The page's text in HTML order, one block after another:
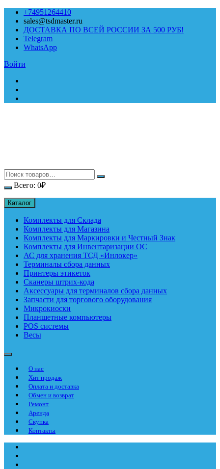
Перейти
содержимому
+74951264410
sales@tsdmaster.ru
ДОСТАВКА ПО ВСЕЙ РОССИИ ЗА 500 РУБ!
Telegram
WhatsApp
Войти
Всего: 0₽
Каталог
Комплекты для Склада
Комплекты для Магазина
Комплекты для Маркировки и Честный Знак
Комплекты для Инвентаризации ОС
АС для хранения ТСД «Инлокер»
Терминалы сбора данных
Принтеры этикеток
Сканеры штрих-кода
Аксессуары для терминалов сбора данных
Запчасти для торгового оборудования
Микрокиоски
Планшетные компьютеры
POS системы
Весы
О нас
Хит продаж
Оплата и доставка
Обмен и возврат
Ремонт
Аренда
Скупка
Контакты